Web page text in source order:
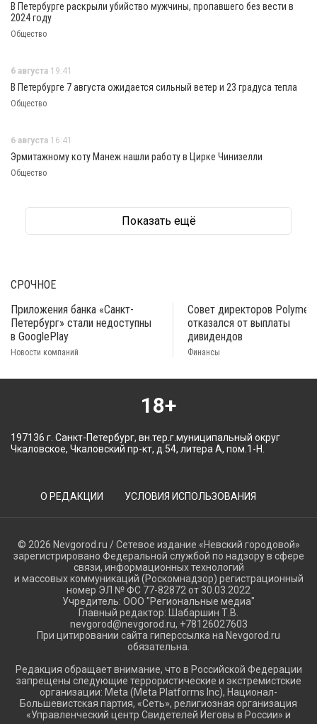
В Петербурге раскрыли убийство мужчины, пропавшего без вести в
2024 году
Общество
6 августа 19:41
В Петербурге 7 августа ожидается сильный ветер и 23 градуса тепла
Общество
6 августа 16:41
Эрмитажному коту Манеж нашли работу в Цирке Чинизелли
Общество
Показать ещё
СРОЧНОЕ
Приложения банка «Санкт-
Петербург» стали недоступны
в GooglePlay
Новости компаний
Совет директоров
отказался от выплаты
дивидендов
Финансы
18+
197136 г. Санкт-Петербург, вн.тер.г.муниципальный округ
Чкаловское, Чкаловский пр-кт, д.54, литера А, пом.1-Н.
О РЕДАКЦИИ УСЛОВИЯ ИСПОЛЬЗОВАНИЯ
© 2026 Nevgorod.ru / Сетевое издание «Невский городовой»
зарегистрировано Федеральной службой по надзору в сфере
связи, информационных технологий
и массовых коммуникаций (Роскомнадзор) регистрационный
номер ЭЛ № ФС 77-82872 от 30.03.2022
Учредитель: ООО "Региональные медиа"
Главный редактор: Шабаршин Т.В.
nevgorod@nevgorod.ru, +78126027603
При цитировании сайта гиперссылка на Nevgorod.ru
обязательна.
Редакция обращает внимание, что в Российской Федерации
запрещены следующие террористические и экстремистские
организации: Meta (Meta Platforms Inc), Национал-
Большевистская партия, «Сеть», религиозная организация
«Управленческий центр Свидетелей Иеговы в России» и